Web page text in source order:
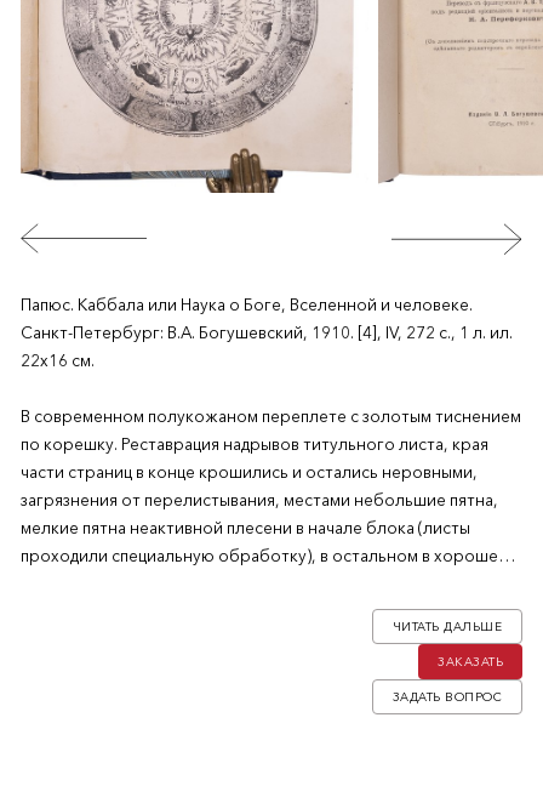
Папюс. Каббала или Наука о Боге, Вселенной и человеке.
Санкт-Петербург: В.А. Богушевский, 1910. [4], IV, 272 с., 1 л. ил.
22х16 см.
В современном полукожаном переплете с золотым тиснением
по корешку. Реставрация надрывов титульного листа, края
части страниц в конце крошились и остались неровными,
загрязнения от перелистывания, местами небольшие пятна,
мелкие пятна неактивной плесени в начале блока (листы
проходили специальную обработку), в остальном в хорошем
Каббала — религиозно-мистическое, оккультное и
появившееся в XII веке и получившее распространение в XVI
ЗАДАТЬ ВОПРОС
ЗАКАЗАТЬ
ЧИТАТЬ ДАЛЬШЕ